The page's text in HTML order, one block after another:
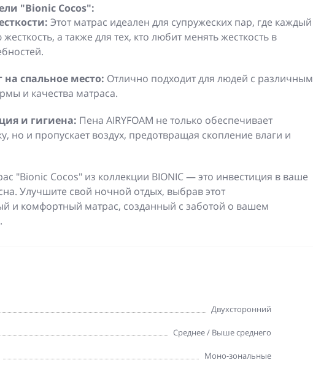
"Bionic Cocos":
Этот матрас идеален для супружеских пар, где каждый
а также для тех, кто любит менять жесткость в
на спальное место: Отлично подходит для людей с различным
и качества матраса.
и гигиена: Пена AIRYFOAM не только обеспечивает
но и пропускает воздух, предотвращая скопление влаги и
"Bionic Cocos" из коллекции BIONIC — это инвестиция в ваше
Улучшите свой ночной отдых, выбрав этот
и комфортный матрас, созданный с заботой о вашем
Двухсторонний
Среднее / Выше среднего
Моно-зональные